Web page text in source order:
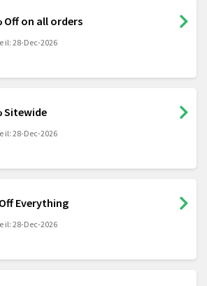
Off on all orders
il: 28-Dec-2026
Sitewide
il: 28-Dec-2026
Everything
il: 28-Dec-2026